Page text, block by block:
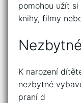
pomohou užít
knihy, filmy
K narození
nezbytné
praní d